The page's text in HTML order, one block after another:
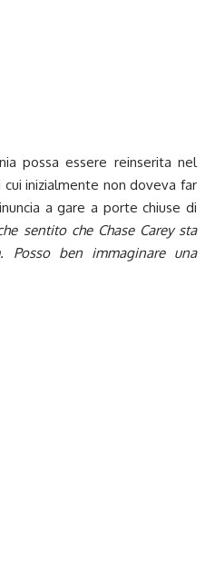
possa essere reinserita nel
cui inizialmente non doveva far
a gare a porte chiuse di
sentito che Chase Carey sta
Posso ben immaginare una